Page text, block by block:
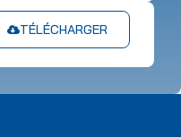
TÉLÉCHARGER